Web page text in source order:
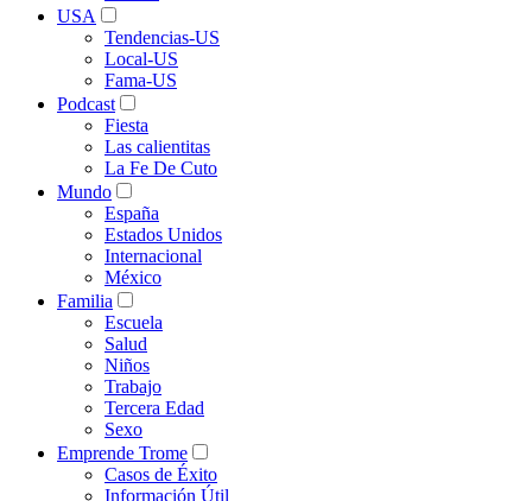
USA
Tendencias-US
Local-US
Fama-US
Podcast
Fiesta
Las calientitas
La Fe De Cuto
Mundo
España
Estados Unidos
Internacional
México
Familia
Escuela
Salud
Niños
Trabajo
Tercera Edad
Sexo
Emprende Trome
Casos de Éxito
Información Útil